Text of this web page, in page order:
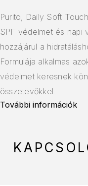
Purito, Daily Soft
SPF védelmet és napi
hozzájárul a
Formulája alkalmas
védelmet keresnek
összetevőkkel.
További információk